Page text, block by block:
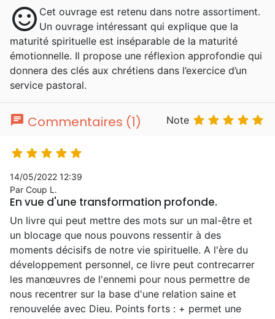
sentiment_satisfied Cet ouvrage est retenu dans notre assortiment.
Un ouvrage intéressant qui explique que la
maturité spirituelle est inséparable de la maturité
émotionnelle. Il propose une réflexion approfondie qui
donnera des clés aux chrétiens dans l’exercice d’un
service pastoral.
chat Commentaires (1) Note     
    
14/05/2022 12:39
Par Coup L.
En vue d'une transformation profonde.
Un livre qui peut mettre des mots sur un mal-être et
un blocage que nous pouvons ressentir à des
moments décisifs de notre vie spirituelle. A l'ère du
développement personnel, ce livre peut contrecarrer
les manœuvres de l'ennemi pour nous permettre de
nous recentrer sur la base d'une relation saine et
renouvelée avec Dieu. Points forts : + permet une